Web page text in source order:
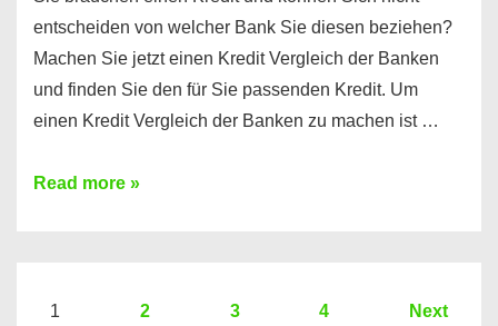
entscheiden von welcher Bank Sie diesen beziehen?
Machen Sie jetzt einen Kredit Vergleich der Banken
und finden Sie den für Sie passenden Kredit. Um
einen Kredit Vergleich der Banken zu machen ist …
Sie
Hier
Read more »
Seitennummerierung
1 2 3 4 Next